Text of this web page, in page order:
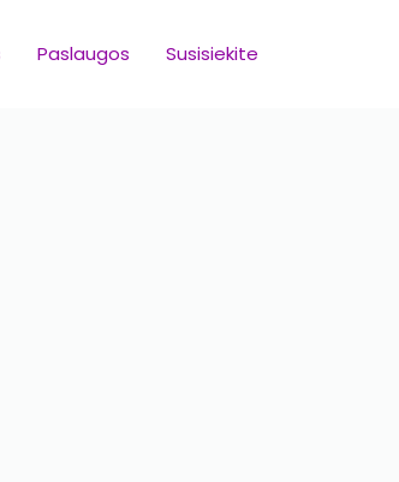
Paslaugos Susisiekite